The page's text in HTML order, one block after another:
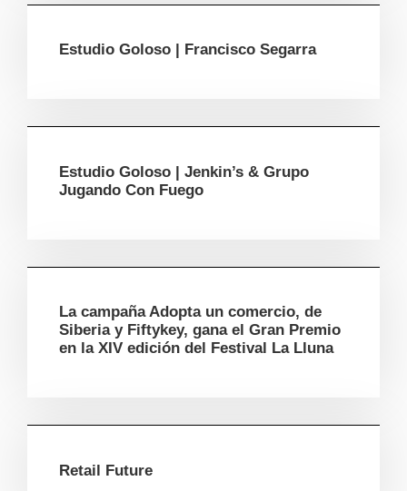
Estudio Goloso | Francisco Segarra
Estudio Goloso | Jenkin’s & Grupo
Jugando Con Fuego
La campaña Adopta un comercio, de
Siberia y Fiftykey, gana el Gran Premio
en la XIV edición del Festival La Lluna
Retail Future